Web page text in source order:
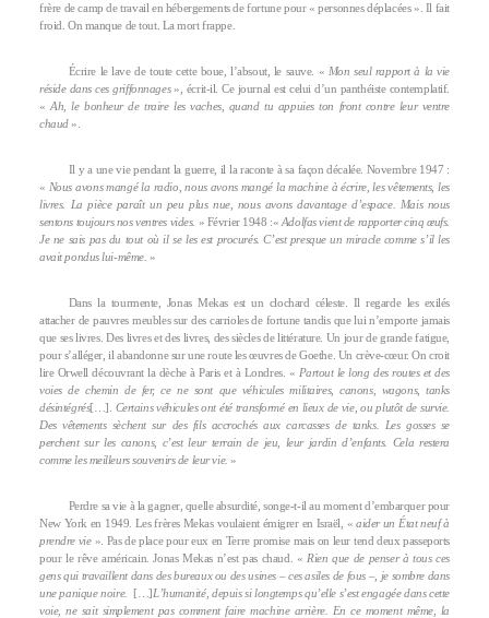
frère de camp de travail en hébergements de fortune pour « personnes déplacées ». Il fait
froid. On manque de tout. La mort frappe.
Écrire le lave de toute cette boue, l’absout, le sauve. « Mon seul rapport à la vie
réside dans ces griffonnages», écrit-il. Ce journal est celui d’un panthéiste contemplatif.
«Ah, le bonheur de traire les vaches, quand tu appuies ton front contre leur ventre
chaud».
Il y a une vie pendant la guerre, il la raconte à sa façon décalée. Novembre 1947 :
« Nous avons mangé la radio, nous avons mangé la machine à écrire, les vêtements, les
livres. La pièce paraît un peu plus nue, nous avons davantage d’espace. Mais nous
sentons toujours nos ventres vides. » Février 1948 :« Adolfas vient de rapporter cinq œufs.
Je ne sais pas du tout où il se les est procurés. C’est presque un miracle comme s’il les
avait pondus lui-même. »
Dans la tourmente, Jonas Mekas est un clochard céleste. Il regarde les exilés
attacher de pauvres meubles sur des carrioles de fortune tandis que lui n’emporte jamais
que ses livres. Des livres et des livres, des siècles de littérature. Un jour de grande fatigue,
pour s’alléger, il abandonne sur une route les œuvres de Goethe. Un crève-cœur. On croit
lire Orwell découvrant la dèche à Paris et à Londres. « Partout le long des routes et des
voies de chemin de fer, ce ne sont que véhicules militaires, canons, wagons, tanks
désintégrés[…]. Certains véhicules ont été transformé en lieux de vie, ou plutôt de survie.
Des vêtements sèchent sur des fils accrochés aux carcasses de tanks. Les gosses se
perchent sur les canons, c’est leur terrain de jeu, leur jardin d’enfants. Cela restera
comme les meilleurs souvenirs de leur vie. »
Perdre sa vie à la gagner, quelle absurdité, songe-t-il au moment d’embarquer pour
New York en 1949. Les frères Mekas voulaient émigrer en Israël, «aider un État neuf à
prendre vie». Pas de place pour eux en Terre promise mais on leur tend deux passeports
pour le rêve américain. Jonas Mekas n’est pas chaud. « Rien que de penser à tous ces
gens qui travaillent dans des bureaux ou des usines – ces asiles de fous –, je sombre dans
une panique noire. […]L’humanité, depuis si longtemps qu’elle s’est engagée dans cette
voie, ne sait simplement pas comment faire machine arrière. En ce moment même, la